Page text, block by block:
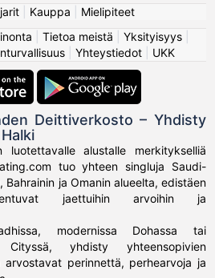
Kauppa
Mielipiteet
Tietoa meistä Yksityisyys|
Yhteystiedot UKK
Deittiverkosto – Yhdisty
luotettavalle alustalle merkitykselliä
tuo yhteen singluja Saudi-
Bahrainin ja Omanin alueelta, edistäen
jaettuihin arvoihin ja
modernissa Dohassa tai
Cityssä, yhdisty yhteensopivien
arvostavat perinnettä, perhearvoja ja